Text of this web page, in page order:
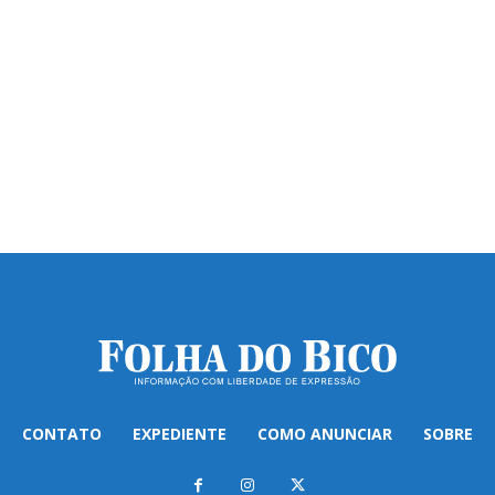
CONTATO EXPEDIENTE COMO ANUNCIAR SOBRE